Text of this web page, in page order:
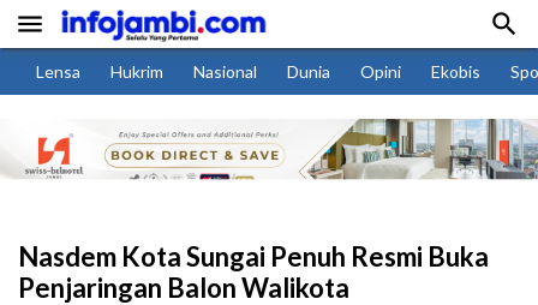
 
Lensa Hukrim Nasional Dunia Opini Ekobis
Nasdem Kota Sungai Penuh Resmi Buka
Penjaringan Balon Walikota